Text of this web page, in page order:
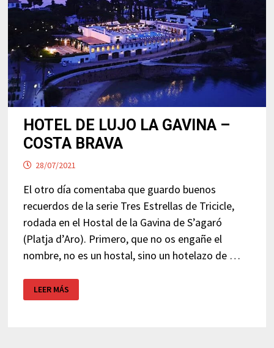
HOTEL DE LUJO LA GAVINA –
COSTA BRAVA
28/07/2021
El otro día comentaba que guardo buenos
recuerdos de la serie Tres Estrellas de Tricicle,
rodada en el Hostal de la Gavina de S’agaró
(Platja d’Aro). Primero, que no os engañe el
nombre, no es un hostal, sino un hotelazo de …
DE
LUJO
LEER MÁS